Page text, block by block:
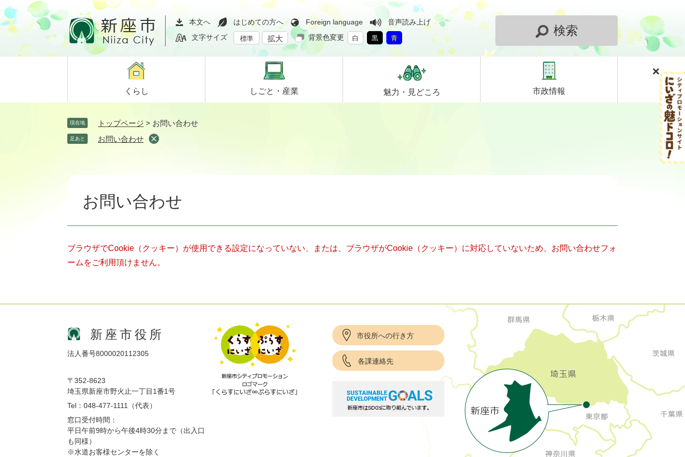
ペ
ー
ジ
メ
ニ
ュ
て
本文へ はじめての方へ Foreign language
音声読み上げ
文字サイズ
標準 拡大 背景色変更 白 黒 青
検索
くらし しごと・ 産業 魅力・ 見どころ 市政情報
現在地 トップページ > お問い合わせ
足あと お問い合わせ
お問い合わせ
ブラウザでCookie（クッキー）が使用できる設定になっていない、または、ブラウザがCookie（クッキー）に対応していないため、お問い合わせフォ
ームをご利用頂けません。
新座市役所
法人番号8000020112305
〒352-8623
埼玉県新座市野火止一丁目1番1号
Tel：048-477-1111（代表）
窓口受付時間：
平日午前9時から午後4時30分まで（出入口
も同様）
※水道お客様センターを除く
市役所への行き方
各課連絡先